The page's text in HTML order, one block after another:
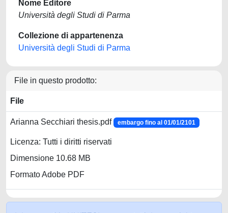
Nome Editore
Università degli Studi di Parma
Collezione di appartenenza
Università degli Studi di Parma
File in questo prodotto:
File
Arianna Secchiari thesis.pdf embargo fino al 01/01/2101
Licenza: Tutti i diritti riservati
Dimensione 10.68 MB
Formato Adobe PDF